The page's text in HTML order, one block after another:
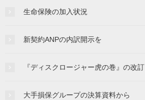
生命保険の加入状況
新契約ANPの内訳開示を
『ディスクロージャー虎の巻』の改訂
大手損保グループの決算資料から